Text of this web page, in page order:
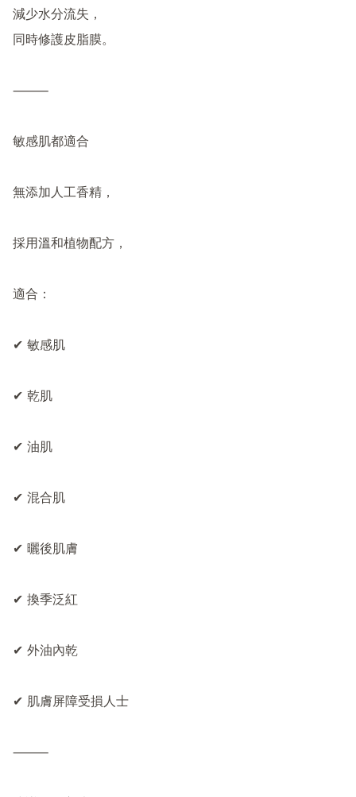
減少水分流失，
同時修護皮脂膜。
⸻
敏感肌都適合
無添加人工香精，
採用溫和植物配方，
適合：
✔ 敏感肌
✔ 乾肌
✔ 油肌
✔ 混合肌
✔ 曬後肌膚
✔ 換季泛紅
✔ 外油內乾
✔ 肌膚屏障受損人士
⸻